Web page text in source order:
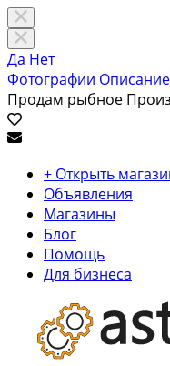
Да Нет
Фотографии Описание
Продам рыбное
+ Открыть
Объявления
Магазины
Блог
Помощь
Для бизнеса